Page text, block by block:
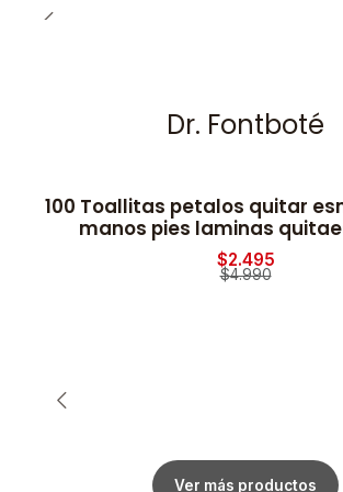
Dr. Fontboté
-50% OFF
100 Toallitas petalos quitar
manos pies laminas
$2.495
$4.990
Ver más productos